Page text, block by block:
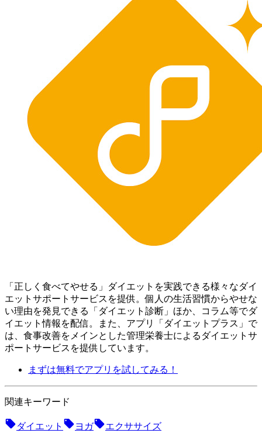
「正しく食べてやせる」ダイエットを実践できる様々なダイ
エットサポートサービスを提供。個人の生活習慣からやせな
い理由を発見できる「ダイエット診断」ほか、コラム等でダ
イエット情報を配信。 また、アプリ「ダイエットプラス」で
は、食事改善をメインとした管理栄養士によるダイエットサ
ポートサービスを提供しています。
まずは無料でアプリを試してみる！
関連キーワード
ダイエット ヨガ エクササイズ